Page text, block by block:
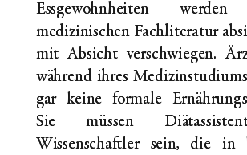
Essgewohnheiten
medizinischen Fachliteratur
mit Absicht verschwiegen.
während ihres
gar keine formale
Sie müssen
Wissenschaftler sein, die in